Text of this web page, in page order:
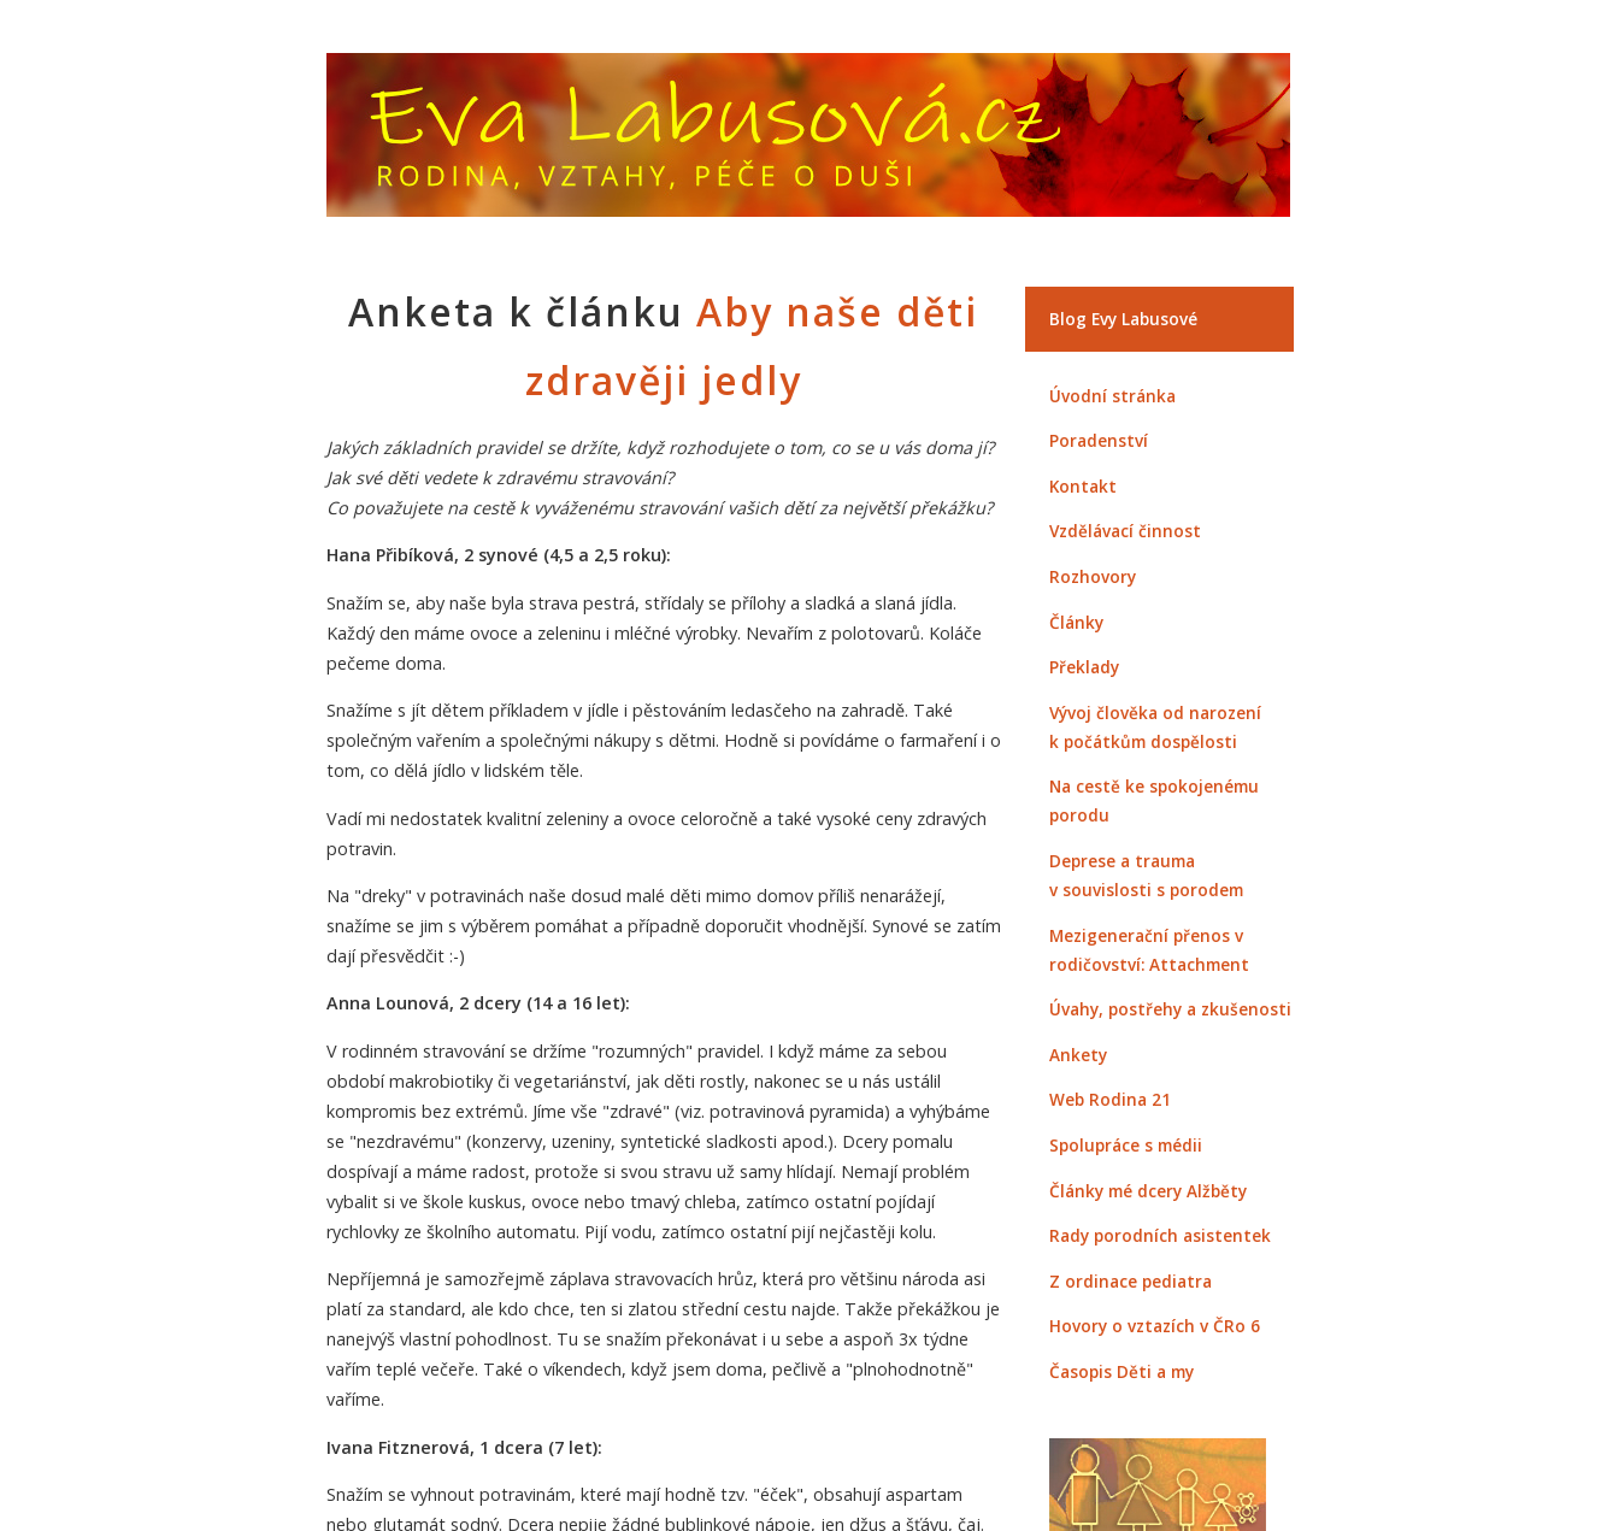
Anketa k článku Aby naše děti
zdravěji jedly
Jakých základních pravidel se držíte, když rozhodujete o tom, co se u vás doma jí?
Jak své děti vedete k zdravému stravování?
Co považujete na cestě k vyváženému stravování vašich dětí za největší překážku?
Hana Přibíková, 2 synové (4,5 a 2,5 roku):
Snažím se, aby naše byla strava pestrá, střídaly se přílohy a sladká a slaná jídla.
Každý den máme ovoce a zeleninu i mléčné výrobky. Nevařím z polotovarů. Koláče
pečeme doma.
Snažíme s jít dětem příkladem v jídle i pěstováním ledasčeho na zahradě. Také
společným vařením a společnými nákupy s dětmi. Hodně si povídáme o farmaření i o
tom, co dělá jídlo v lidském těle.
Vadí mi nedostatek kvalitní zeleniny a ovoce celoročně a také vysoké ceny zdravých
potravin.
Na "dreky" v potravinách naše dosud malé děti mimo domov příliš nenarážejí,
snažíme se jim s výběrem pomáhat a případně doporučit vhodnější. Synové se zatím
dají přesvědčit :-)
Anna Lounová, 2 dcery (14 a 16 let):
V rodinném stravování se držíme "rozumných" pravidel. I když máme za sebou
období makrobiotiky či vegetariánství, jak děti rostly, nakonec se u nás ustálil
kompromis bez extrémů. Jíme vše "zdravé" (viz. potravinová pyramida) a vyhýbáme
se "nezdravému" (konzervy, uzeniny, syntetické sladkosti apod.). Dcery pomalu
dospívají a máme radost, protože si svou stravu už samy hlídají. Nemají problém
vybalit si ve škole kuskus, ovoce nebo tmavý chleba, zatímco ostatní pojídají
rychlovky ze školního automatu. Pijí vodu, zatímco ostatní pijí nejčastěji kolu.
Nepříjemná je samozřejmě záplava stravovacích hrůz, která pro většinu národa asi
platí za standard, ale kdo chce, ten si zlatou střední cestu najde. Takže překážkou je
nanejvýš vlastní pohodlnost. Tu se snažím překonávat i u sebe a aspoň 3x týdne
vařím teplé večeře. Také o víkendech, když jsem doma, pečlivě a "plnohodnotně"
vaříme.
Ivana Fitznerová, 1 dcera (7 let):
Snažím se vyhnout potravinám, které mají hodně tzv. "éček", obsahují aspartam
nebo glutamát sodný. Dcera nepije žádné bublinkové nápoje, jen džus a šťávu, čaj.
Blog Evy Labusové
Úvodní stránka
Poradenství
Kontakt
Vzdělávací činnost
Rozhovory
Články
Překlady
Vývoj člověka od narození
k počátkům dospělosti
Na cestě ke spokojenému
porodu
Deprese a trauma
v souvislosti s porodem
Mezigenerační přenos v
rodičovství: Attachment
Úvahy, postřehy a zkušenosti
Ankety
Web Rodina 21
Spolupráce s médii
Články mé dcery Alžběty
Rady porodních asistentek
Z ordinace pediatra
Hovory o vztazích v ČRo 6
Časopis Děti a my